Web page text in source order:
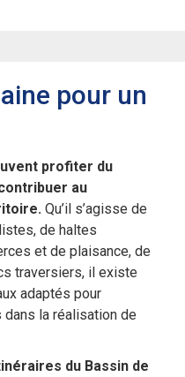
pour un
profiter du
au
Qu’il s’agisse de
de haltes
et de plaisance, de
traversiers, il existe
adaptés pour
la réalisation de
du Bassin de